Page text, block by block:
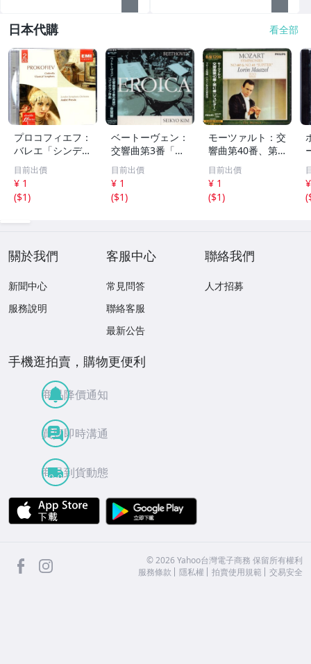
日本代購 看全部
プロコフィエフ：
バレエ「シンデレ
ラ」、交響曲第1
番「古典」 アン
ドレ・プレヴィン
EMI 70
目前出價
¥ 1
($1)
ベートーヴェン：
交響曲第3番「英
雄」、コリオラン
序曲 金聖響 WA
RNER CLASSICS
224
目前出價
¥ 1
($1)
モーツァルト：交
響曲第40番、第4
1番「ジュピタ
ー」 ロリン・マ
ゼール PHILIPS 2
21
目前出價
¥ 1
($1)
(
關於我們
新聞中心
服務說明
客服中心
常見問答
聯絡客服
最新公告
聯絡我們
人才招募
手機逛拍賣，購物更便利
商品降價通知
買賣即時溝通
商品到貨動態
APP Store
facebook ©2026 Yahoo台灣電子商務 保留所有權利
服務條款
隱私權 拍賣使用規範 交易安全